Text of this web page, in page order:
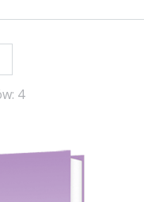
4Posortowane